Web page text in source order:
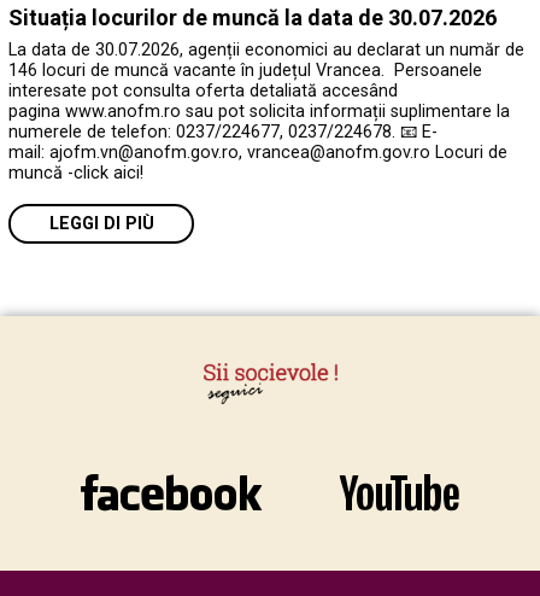
Situația locurilor de muncă la data de 30.07.2026
La data de 30.07.2026, agenții economici au declarat un număr de
146 locuri de muncă vacante în județul Vrancea. Persoanele
interesate pot consulta oferta detaliată accesând
pagina www.anofm.ro sau pot solicita informații suplimentare la
numerele de telefon: 0237/224677, 0237/224678. 📧 E-
mail: ajofm.vn@anofm.gov.ro, vrancea@anofm.gov.ro Locuri de
muncă -click aici!
LEGGI DI PIÙ